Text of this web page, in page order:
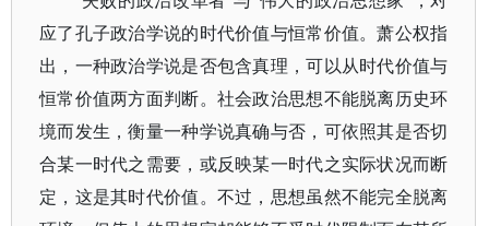
应了孔子政治学说的时代价值与恒常价值。萧公权指
出，一种政治学说是否包含真理，可以从时代价值与
恒常价值两方面判断。社会政治思想不能脱离历史环
境而发生，衡量一种学说真确与否，可依照其是否切
合某一时代之需要，或反映某一时代之实际状况而断
定，这是其时代价值。不过，思想虽然不能完全脱离